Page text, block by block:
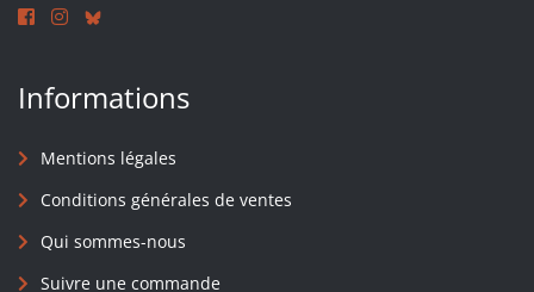
Informations
Mentions légales
Conditions générales de ventes
Qui sommes-nous
Suivre une commande